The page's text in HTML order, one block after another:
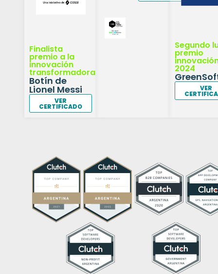
Finalista
premio a la
innovación
transformadora
Botín de
Lionel Messi
VER
CERTIFICADO
Segundo
premio
2024
VER